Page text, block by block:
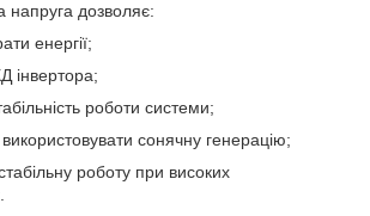
напруга дозволяє:
енергії;
інвертора;
роботи системи;
сонячну генерацію;
роботу при високих